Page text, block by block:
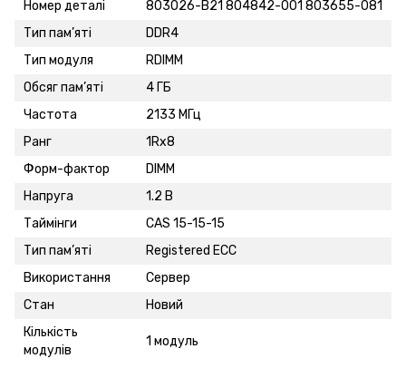
Номер деталі
803026-B21 804842-001 803655-081
Тип пам’яті
DDR4
Тип модуля
RDIMM
Обсяг пам’яті
4 ГБ
Частота
2133 МГц
Ранг
1Rx8
Форм-фактор
DIMM
Напруга
1.2 В
Таймінги
CAS 15-15-15
Тип пам’яті
Registered ECC
Використання
Сервер
Стан
Новий
Кількість
модулів
1 модуль